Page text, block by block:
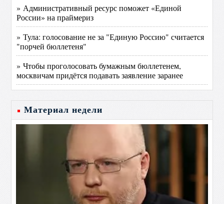
» Административный ресурс поможет «Единой
России» на праймериз
» Тула: голосование не за "Единую Россию" считается
"порчей бюллетеня"
» Чтобы проголосовать бумажным бюллетенем,
москвичам придётся подавать заявление заранее
Материал недели